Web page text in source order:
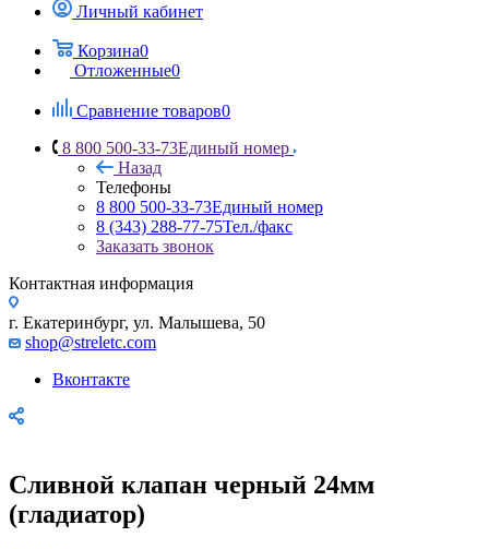
Личный кабинет
Корзина0
Отложенные0
Сравнение товаров0
8 800 500-33-73Единый номер
Назад
Телефоны
8 800 500-33-73Единый номер
8 (343) 288-77-75Тел./факс
Заказать звонок
Контактная информация
г. Екатеринбург, ул. Малышева, 50
shop@streletc.com
Вконтакте
Сливной клапан черный 24мм
(гладиатор)